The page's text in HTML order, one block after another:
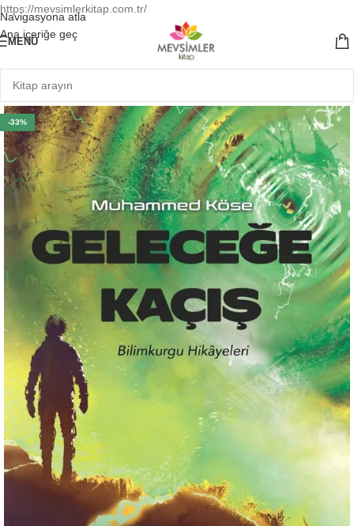
https://mevsimlerkitap.com.tr/
Navigasyona atla
Ana içeriğe geç
MENÜ
-33%